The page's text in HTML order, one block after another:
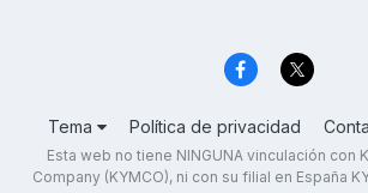
Tema Política de privacidad
Esta web no tiene NINGUNA vinculación con
Company (KYMCO), ni con su filial en España